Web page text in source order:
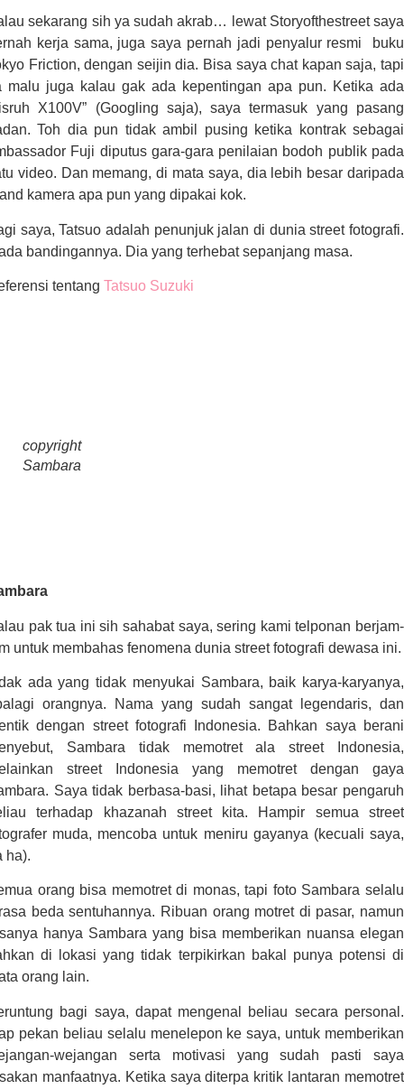
sekarang sih ya sudah akrab… lewat Storyofthestreet saya
kerja sama, juga saya pernah jadi penyalur resmi buku
Friction, dengan seijin dia. Bisa saya chat kapan saja, tapi
malu juga kalau gak ada kepentingan apa pun. Ketika ada
X100V” (Googling saja), saya termasuk yang pasang
Toh dia pun tidak ambil pusing ketika kontrak sebagai
Fuji diputus gara-gara penilaian bodoh publik pada
video. Dan memang, di mata saya, dia lebih besar daripada
kamera apa pun yang dipakai kok.
saya, Tatsuo adalah penunjuk jalan di dunia street fotografi.
bandingannya. Dia yang terhebat sepanjang masa.
tentang Tatsuo Suzuki
copyright
Sambara
pak tua ini sih sahabat saya, sering kami telponan berjam-
untuk membahas fenomena dunia street fotografi dewasa ini.
ada yang tidak menyukai Sambara, baik karya-karyanya,
orangnya. Nama yang sudah sangat legendaris, dan
dengan street fotografi Indonesia. Bahkan saya berani
Sambara tidak memotret ala street Indonesia,
street Indonesia yang memotret dengan gaya
Saya tidak berbasa-basi, lihat betapa besar pengaruh
terhadap khazanah street kita. Hampir semua street
muda, mencoba untuk meniru gayanya (kecuali saya,
ha).
orang bisa memotret di monas, tapi foto Sambara selalu
beda sentuhannya. Ribuan orang motret di pasar, namun
hanya Sambara yang bisa memberikan nuansa elegan
di lokasi yang tidak terpikirkan bakal punya potensi di
orang lain.
bagi saya, dapat mengenal beliau secara personal.
pekan beliau selalu menelepon ke saya, untuk memberikan
wejangan serta motivasi yang sudah pasti saya
manfaatnya. Ketika saya diterpa kritik lantaran memotret